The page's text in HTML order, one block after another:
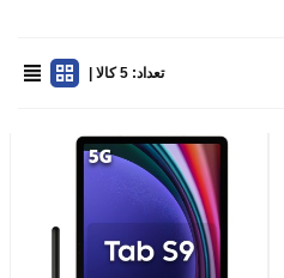
تعداد: 5 کالا |